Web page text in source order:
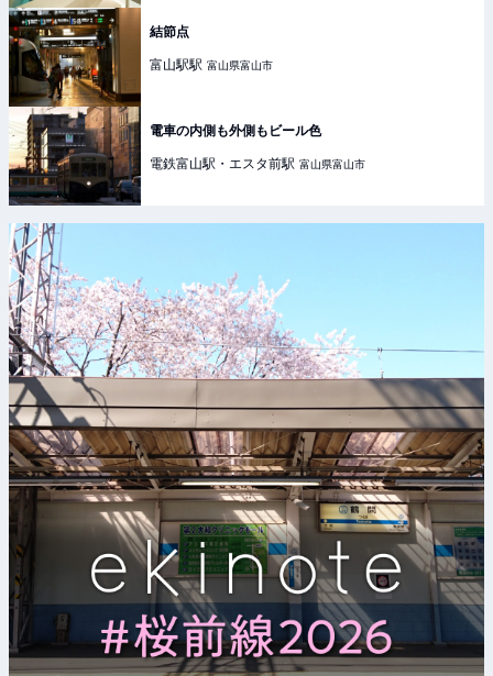
結節点
富山駅駅 富山県富山市
電車の内側も外側もビール色
電鉄富山駅・エスタ前駅 富山県富山市